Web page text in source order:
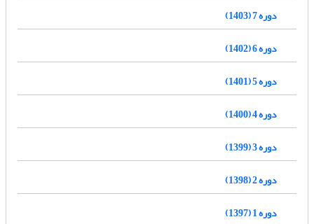
دوره 7 (1403)
دوره 6 (1402)
دوره 5 (1401)
دوره 4 (1400)
دوره 3 (1399)
دوره 2 (1398)
دوره 1 (1397)